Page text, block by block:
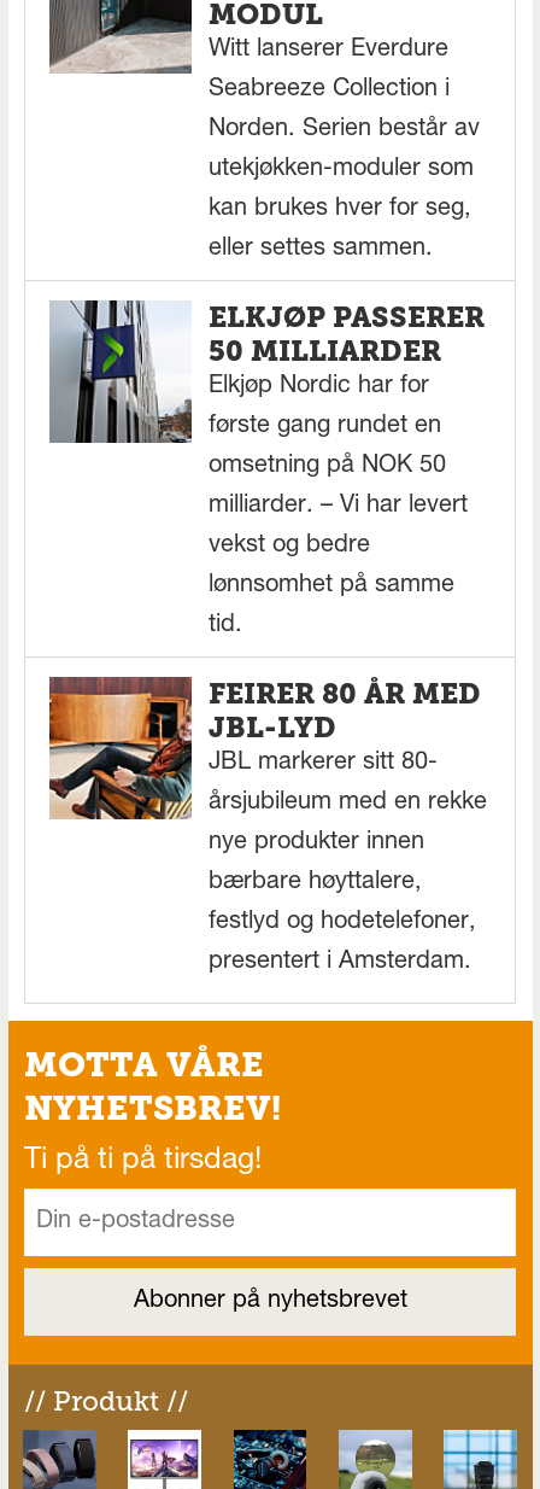
MODUL
Witt lanserer Everdure
Seabreeze Collection i
Norden. Serien består av
utekjøkken-moduler som
kan brukes hver for seg,
eller settes sammen.
ELKJØP PASSERER
50 MILLIARDER
Elkjøp Nordic har for
første gang rundet en
omsetning på NOK 50
milliarder. – Vi har levert
vekst og bedre
lønnsomhet på samme
tid.
FEIRER 80 ÅR MED
JBL-LYD
JBL markerer sitt 80-
årsjubileum med en rekke
nye produkter innen
bærbare høyttalere,
festlyd og hodetelefoner,
presentert i Amsterdam.
MOTTA VÅRE
NYHETSBREV!
Ti på ti på tirsdag!
// Produkt //